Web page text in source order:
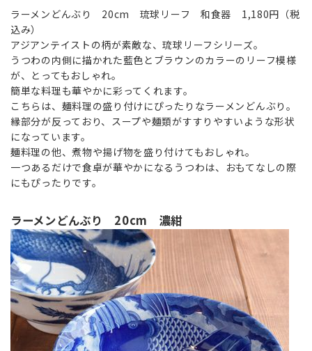
ラーメンどんぶり 20cm 琉球リーフ 和食器 1,180円（税
込み）
アジアンテイストの柄が素敵な、琉球リーフシリーズ。
うつわの内側に描かれた藍色とブラウンのカラーのリーフ模様
が、とってもおしゃれ。
簡単な料理も華やかに彩ってくれます。
こちらは、麺料理の盛り付けにぴったりなラーメンどんぶり。
縁部分が反っており、スープや麺類がすすりやすいような形状
になっています。
麺料理の他、煮物や揚げ物を盛り付けてもおしゃれ。
一つあるだけで食卓が華やかになるうつわは、おもてなしの際
にもぴったりです。
ラーメンどんぶり 20cm 濃紺